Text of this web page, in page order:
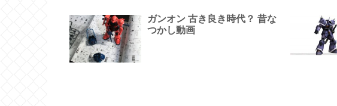
ガンオン 古き良き時代？ 昔な
つかし動画